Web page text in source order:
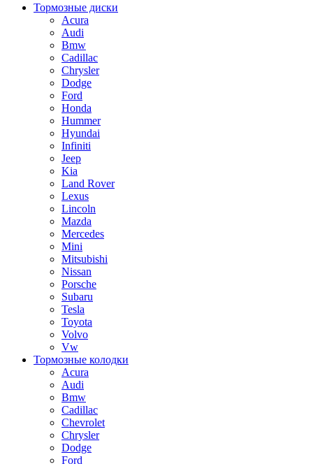
Тормозные диски
Acura
Audi
Bmw
Cadillac
Chrysler
Dodge
Ford
Honda
Hummer
Hyundai
Infiniti
Jeep
Kia
Land Rover
Lexus
Lincoln
Mazda
Mercedes
Mini
Mitsubishi
Nissan
Porsche
Subaru
Tesla
Toyota
Volvo
Vw
Тормозные колодки
Acura
Audi
Bmw
Cadillac
Chevrolet
Chrysler
Dodge
Ford